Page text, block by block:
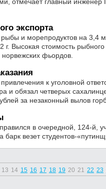
экспорта
и морепродуктов на 3,4
Высокая стоимость рыбного
фьордов.
к уголовной
и обязал четверых
за незаконный вылов
в очередной, 124-й,
барк везет студентов-
13 14 15 16 17 18 19 20 21 22 23